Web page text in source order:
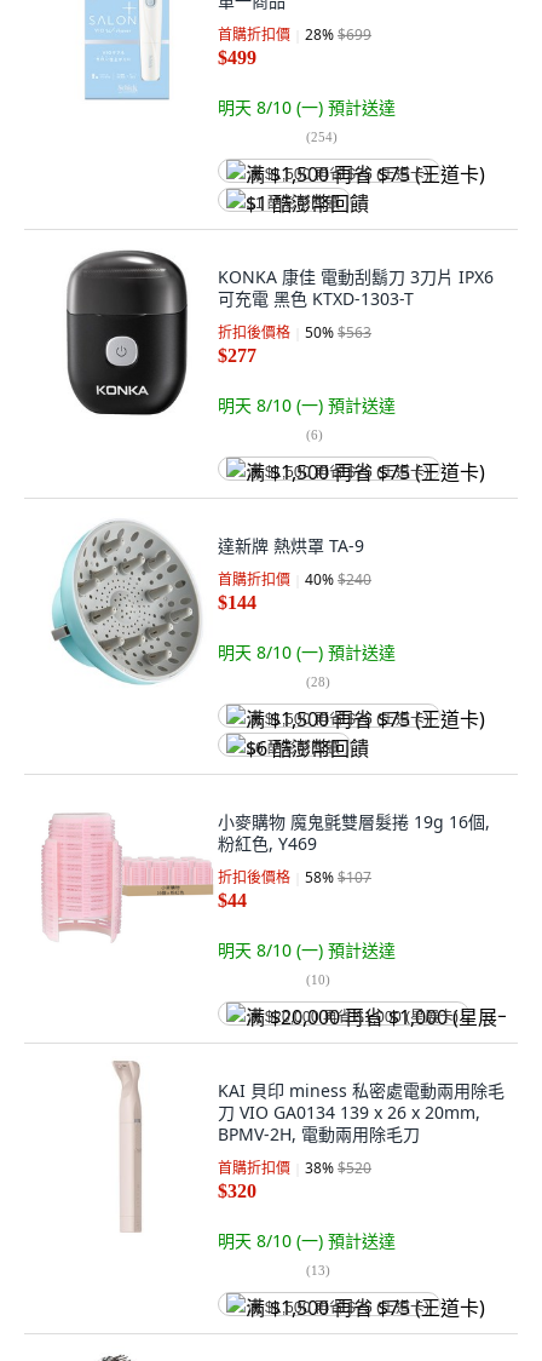
首購折扣價 28%$699
$499
明天 8/10 (一) 預計送達
(254)
满 $1,500 再省 $75 (王道卡)
$1 酷澎幣回饋
KONKA 康佳 電動刮鬍刀 3刀片 IPX6
可充電 黑色 KTXD-1303-T
折扣後價格 50%$563
$277
明天 8/10 (一) 預計送達
(6)
满 $1,500 再省 $75 (王道卡)
達新牌 熱烘罩 TA-9
首購折扣價 40%$240
$144
明天 8/10 (一) 預計送達
(28)
满 $1,500 再省 $75 (王道卡)
$6 酷澎幣回饋
小麥購物 魔鬼氈雙層髮捲 19g 16個,
粉紅色, Y469
折扣後價格 58%$107
$44
明天 8/10 (一) 預計送達
(10)
满 $20,000 再省 $1,000 (星展卡)
KAI 貝印 miness 私密處電動兩用除毛
刀 VIO GA0134 139 x 26 x 20mm,
BPMV-2H, 電動兩用除毛刀
首購折扣價 38%$520
$320
明天 8/10 (一) 預計送達
(13)
满 $1,500 再省 $75 (王道卡)